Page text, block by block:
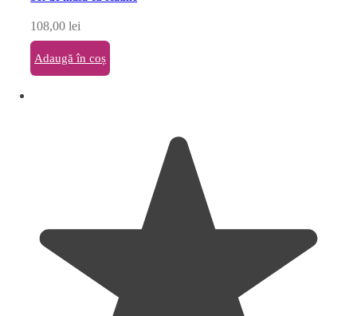
108,00lei
Adaugă în coș